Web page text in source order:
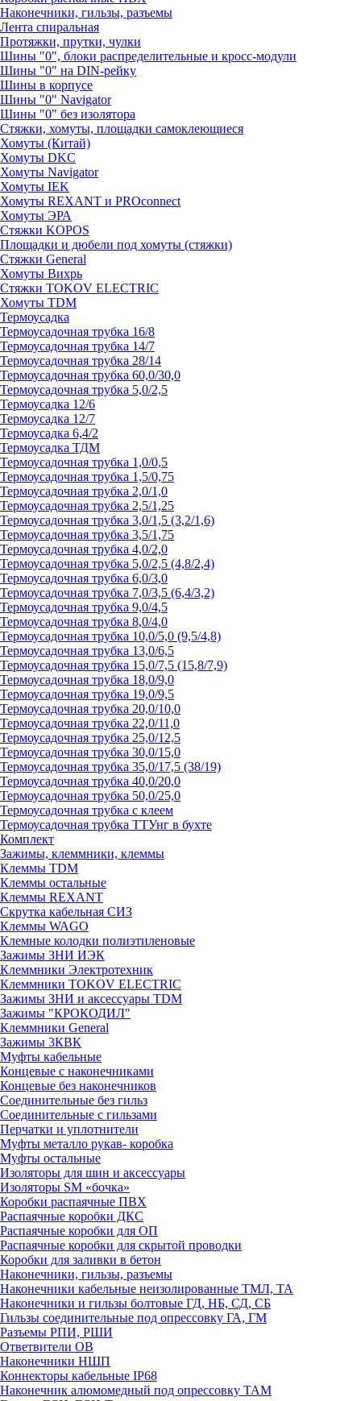
Наконечники, гильзы, разъемы
Лента спиральная
Протяжки, прутки, чулки
Шины "0", блоки распределительные и кросс-модули
Шины "0" на DIN-рейку
Шины в корпусе
Шины "0" Navigator
Шины "0" без изолятора
Стяжки, хомуты, площадки самоклеющиеся
Хомуты (Китай)
Хомуты DKC
Хомуты Navigator
Хомуты IEK
Хомуты REXANT и PROconnect
Хомуты ЭРА
Стяжки KOPOS
Площадки и дюбели под хомуты (стяжки)
Стяжки General
Хомуты Вихрь
Стяжки TOKOV ELECTRIC
Хомуты TDM
Термоусадка
Термоусадочная трубка 16/8
Термоусадочная трубка 14/7
Термоусадочная трубка 28/14
Термоусадочная трубка 60,0/30,0
Термоусадочная трубка 5,0/2,5
Термоусадка 12/6
Термоусадка 12/7
Термоусадка 6,4/2
Термоусадка ТДМ
Термоусадочная трубка 1,0/0,5
Термоусадочная трубка 1,5/0,75
Термоусадочная трубка 2,0/1,0
Термоусадочная трубка 2,5/1,25
Термоусадочная трубка 3,0/1,5 (3,2/1,6)
Термоусадочная трубка 3,5/1,75
Термоусадочная трубка 4,0/2,0
Термоусадочная трубка 5,0/2,5 (4,8/2,4)
Термоусадочная трубка 6,0/3,0
Термоусадочная трубка 7,0/3,5 (6,4/3,2)
Термоусадочная трубка 9,0/4,5
Термоусадочная трубка 8,0/4,0
Термоусадочная трубка 10,0/5,0 (9,5/4,8)
Термоусадочная трубка 13,0/6,5
Термоусадочная трубка 15,0/7,5 (15,8/7,9)
Термоусадочная трубка 18,0/9,0
Термоусадочная трубка 19,0/9,5
Термоусадочная трубка 20,0/10,0
Термоусадочная трубка 22,0/11,0
Термоусадочная трубка 25,0/12,5
Термоусадочная трубка 30,0/15,0
Термоусадочная трубка 35,0/17,5 (38/19)
Термоусадочная трубка 40,0/20,0
Термоусадочная трубка 50,0/25,0
Термоусадочная трубка с клеем
Термоусадочная трубка ТТУнг в бухте
Комплект
Зажимы, клеммники, клеммы
Клеммы TDM
Клеммы остальные
Клеммы REXANT
Скрутка кабельная СИЗ
Клеммы WAGO
Клемные колодки полиэтиленовые
Зажимы ЗНИ ИЭК
Клеммники Электротехник
Клеммники TOKOV ELECTRIC
Зажимы ЗНИ и аксессуары TDM
Зажимы "КРОКОДИЛ"
Клеммники General
Зажимы 3КВК
Муфты кабельные
Концевые с наконечниками
Концевые без наконечников
Соединительные без гильз
Соединительные с гильзами
Перчатки и уплотнители
Муфты металло рукав- коробка
Муфты остальные
Изоляторы для шин и аксессуары
Изоляторы SM «бочка»
Коробки распаячные ПВХ
Распаячные коробки ДКС
Распаячные коробки для ОП
Распаячные коробки для скрытой проводки
Коробки для заливки в бетон
Наконечники, гильзы, разъемы
Наконечники кабельные неизолированные ТМЛ, ТА
Наконечники и гильзы болтовые ГД, НБ, СД, СБ
Гильзы соединительные под опрессовку ГА, ГМ
Разъемы РПИ, РШИ
Ответвители ОВ
Наконечники НШП
Коннекторы кабельные IP68
Наконечник алюмомедный под опрессовку ТАМ